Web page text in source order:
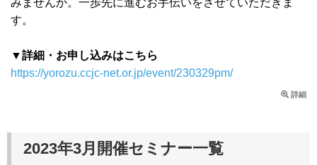
みませんか。一歩先に進むお手伝いをさせていただきま
す。
▼詳細・お申し込みはこちら
https://yorozu.ccjc-net.or.jp/event/230329pm/
詳細
2023年3月開催セミナー一覧